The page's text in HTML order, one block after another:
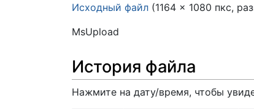
Исходный файл (1164 × 1080 пкс,
MsUpload
История файла
Нажмите на дату/время, чтобы